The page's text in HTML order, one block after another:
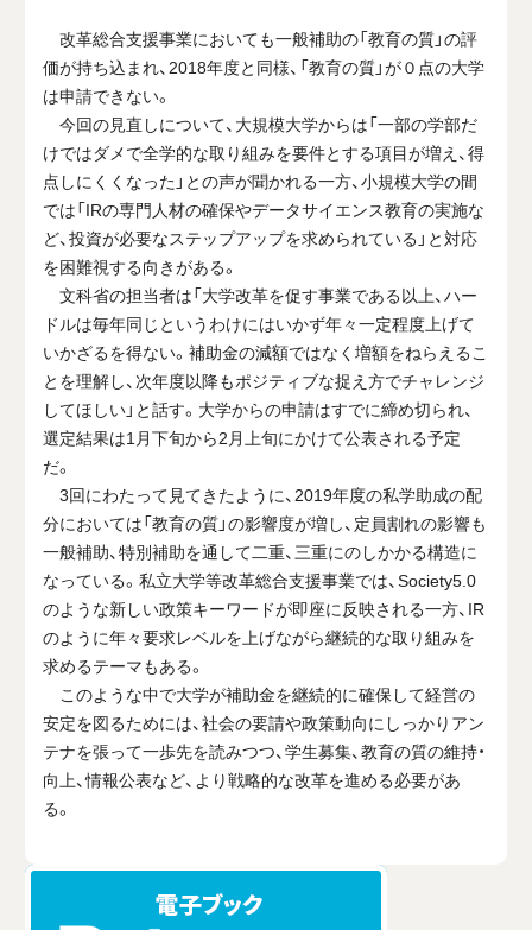
改革総合支援事業においても一般補助の「教育の質」の評
価が持ち込まれ、2018年度と同様、「教育の質」が０点の大学
は申請できない。
今回の見直しについて、大規模大学からは「一部の学部だ
けではダメで全学的な取り組みを要件とする項目が増え、得
点しにくくなった」との声が聞かれる一方、小規模大学の間
では「IRの専門人材の確保やデータサイエンス教育の実施な
ど、投資が必要なステップアップを求められている」と対応
を困難視する向きがある。
文科省の担当者は「大学改革を促す事業である以上、ハー
ドルは毎年同じというわけにはいかず年々一定程度上げて
いかざるを得ない。補助金の減額ではなく増額をねらえるこ
とを理解し、次年度以降もポジティブな捉え方でチャレンジ
してほしい」と話す。大学からの申請はすでに締め切られ、
選定結果は1月下旬から2月上旬にかけて公表される予定
だ。
3回にわたって見てきたように、2019年度の私学助成の配
分においては「教育の質」の影響度が増し、定員割れの影響も
一般補助、特別補助を通して二重、三重にのしかかる構造に
なっている。私立大学等改革総合支援事業では、Society5.0
のような新しい政策キーワードが即座に反映される一方、IR
のように年々要求レベルを上げながら継続的な取り組みを
求めるテーマもある。
このような中で大学が補助金を継続的に確保して経営の
安定を図るためには、社会の要請や政策動向にしっかりアン
テナを張って一歩先を読みつつ、学生募集、教育の質の維持・
向上、情報公表など、より戦略的な改革を進める必要があ
る。